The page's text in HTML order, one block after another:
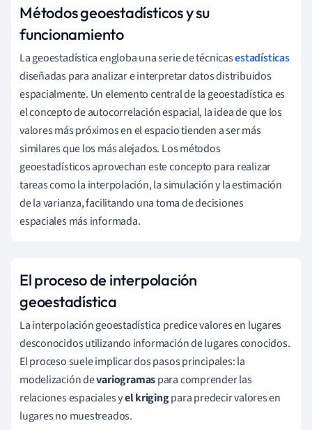
Métodos geoestadísticos y su
funcionamiento
La geoestadística engloba una serie de técnicasestadísticas
diseñadas para analizar e interpretar datos distribuidos
espacialmente. Un elemento central de la geoestadística es
el concepto de autocorrelación espacial, la idea de que los
valores más próximos en el espacio tienden a ser más
similares que los más alejados. Los métodos
geoestadísticos aprovechan este concepto para realizar
tareas como la interpolación, la simulación y la estimación
de la varianza, facilitando una toma de decisiones
espaciales más informada.
El proceso de interpolación
geoestadística
La interpolación geoestadística predice valores en lugares
desconocidos utilizando información de lugares conocidos.
El proceso suele implicar dos pasos principales: la
modelización devariogramaspara comprender las
relaciones espaciales yel krigingpara predecir valores en
lugares no muestreados.